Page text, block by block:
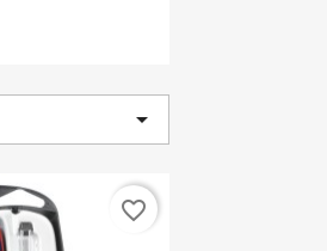

favorite_border